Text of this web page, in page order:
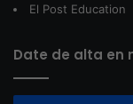
El Post Education
Date de alta en